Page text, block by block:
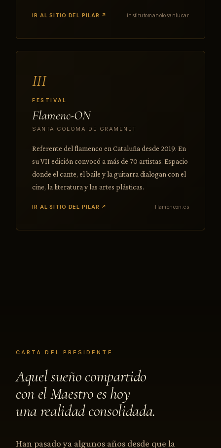
IR AL SITIO DEL PILAR ↗ institutomanolosanlucar
III
FESTIVAL
Flamenc-ON
SANTA COLOMA DE GRAMENET
Referente del flamenco en Cataluña desde 2019. En
su VII edición convocó a más de 70 artistas. Espacio
donde el cante, el baile y la guitarra dialogan con el
cine, la literatura y las artes plásticas.
IR AL SITIO DEL PILAR ↗ flamencon.es
CARTA DEL PRESIDENTE
Aquel sueño compartido
con el Maestro es hoy
una realidad consolidada.
Han pasado ya algunos años desde que la